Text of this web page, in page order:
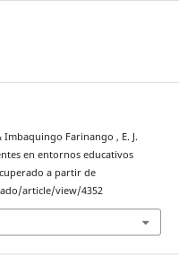
Imbaquingo Farinango , E. J.
en entornos educativos
a partir de
article/view/4352